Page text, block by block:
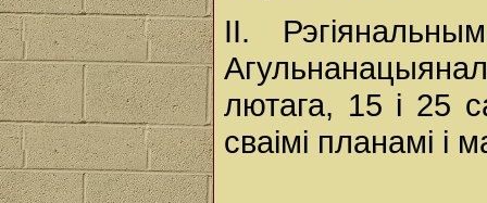
ІІ.
лютага, 15 і 25
сваімі планамі і